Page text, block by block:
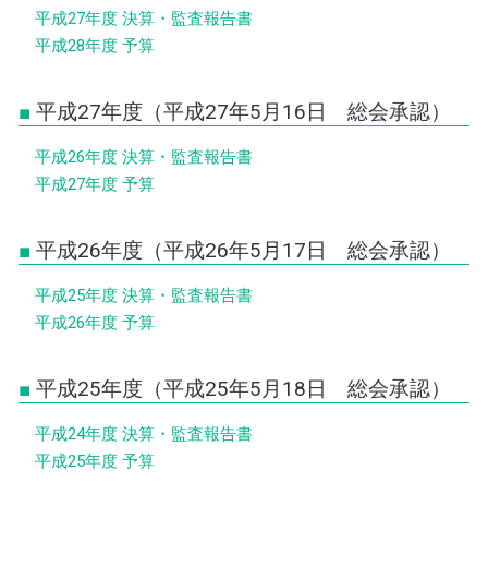
平成27年度 決算・監査報告書
平成28年度 予算
平成27年度（平成27年5月16日 総会承認）
平成26年度 決算・監査報告書
平成27年度 予算
平成26年度（平成26年5月17日 総会承認）
平成25年度 決算・監査報告書
平成26年度 予算
平成25年度（平成25年5月18日 総会承認）
平成24年度 決算・監査報告書
平成25年度 予算